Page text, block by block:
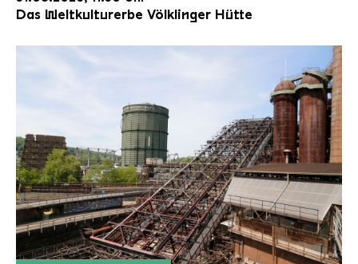
Das Weltkulturerbe Völklinger Hütte